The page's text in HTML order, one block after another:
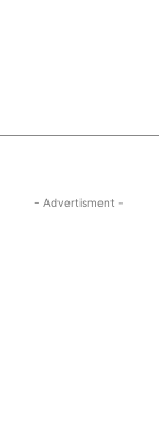
- Advertisment -